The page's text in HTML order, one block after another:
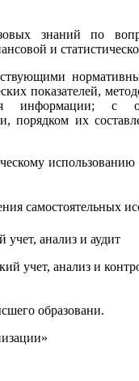
знаний по
и
показателей,
информации; с
порядком их
использованию
самостоятельных
учет, анализ и аудит
учет, анализ и
образовани.